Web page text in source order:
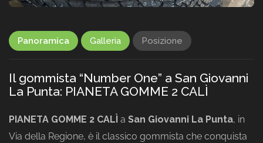
Panoramica Galleria Posizione
Il gommista “Number One” a San Giovanni
La Punta: PIANETA GOMME 2 CALÌ
PIANETA GOMME 2 CALÌ a San Giovanni La Punta, in
Via della Regione, è il classico gommista che conquista